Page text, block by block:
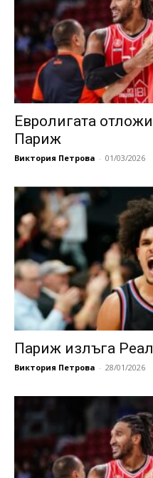
Евролигата
Париж
Виктория Петрова - 01/03/2026
Париж излъга
Виктория Петрова - 28/01/2026